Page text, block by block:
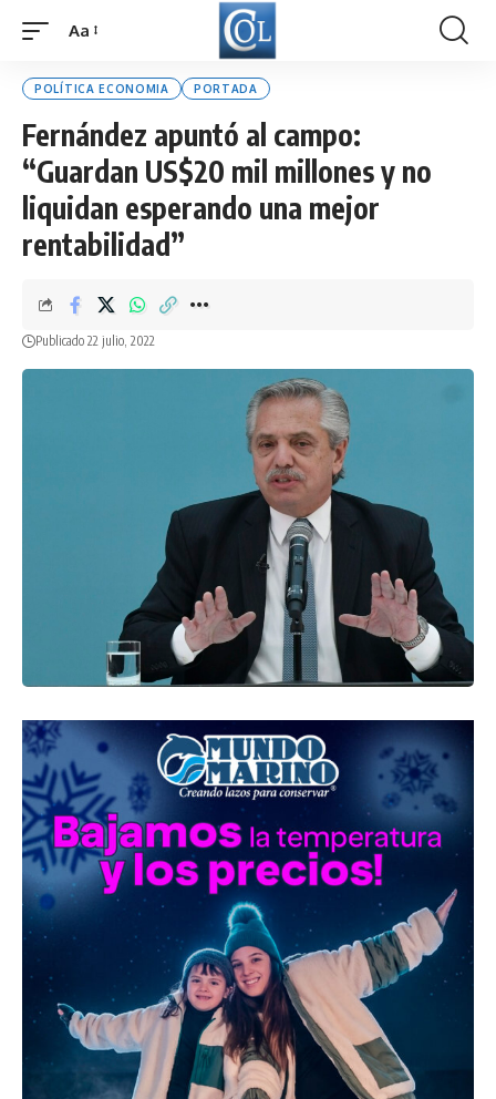
Font
Aa
POLÍTICA ECONOMIA PORTADA
Fernández apuntó al campo:
“Guardan US$20 mil millones y no
liquidan esperando una mejor
rentabilidad”
Publicado 22 julio, 2022